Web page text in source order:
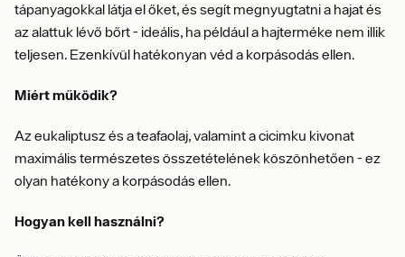
tápanyagokkal látja el őket, és segít megnyugtatni a hajat és
az alattuk lévő bőrt - ideális, ha például a hajterméke nem illik
teljesen. Ezenkívül hatékonyan véd a korpásodás ellen.
Miért működik?
Az eukaliptusz és a teafaolaj, valamint a cicimku kivonat
maximális természetes összetételének köszönhetően - ez
olyan hatékony a korpásodás ellen.
Hogyan kell használni?